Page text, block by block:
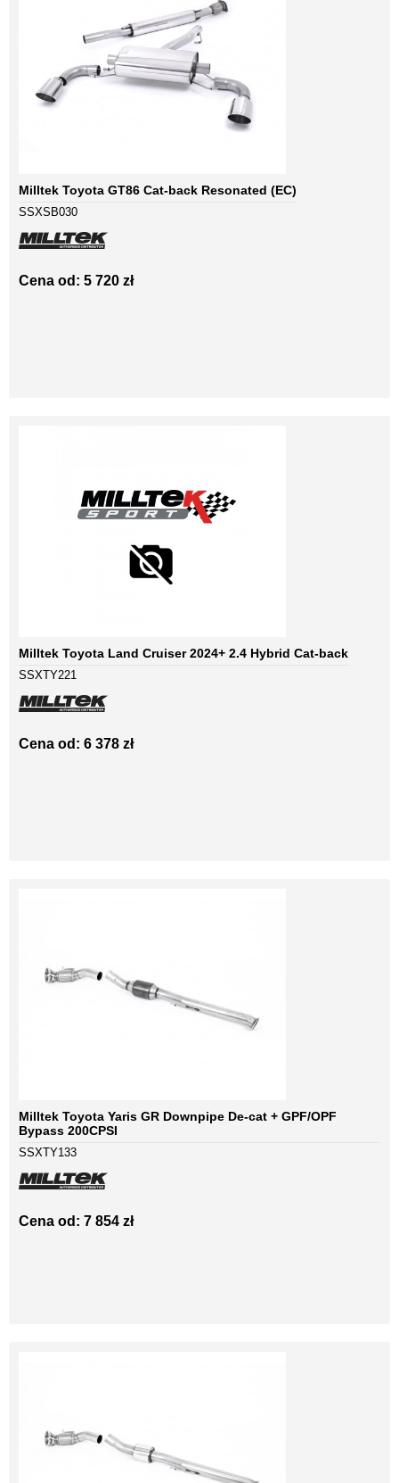
Milltek Toyota GT86 Cat-back Resonated (EC)
SSXSB030
Cena od: 5 720 zł
Milltek Toyota Land Cruiser 2024+ 2.4 Hybrid Cat-back
SSXTY221
Cena od: 6 378 zł
Milltek Toyota Yaris GR Downpipe De-cat + GPF/OPF
Bypass 200CPSI
SSXTY133
Cena od: 7 854 zł